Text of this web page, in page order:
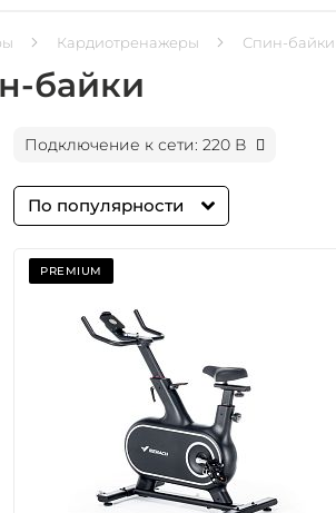
Кардиотренажеры Спин-байки
байки
Подключение к сети: 220 В
По популярности
PREMIUM